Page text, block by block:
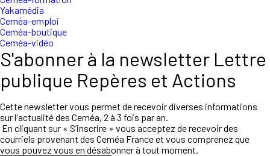
Yakamédia
Ceméa-emploi
Ceméa-boutique
Ceméa-vidéo
S'abonner à la newsletter Lettre
publique Repères et Actions
Cette newsletter vous permet de recevoir diverses informations
sur l'actualité des Ceméa, 2 à 3 fois par an.
En cliquant sur « S’inscrire » vous acceptez de recevoir des
courriels provenant des Ceméa France et vous comprenez que
vous pouvez vous en désabonner à tout moment.